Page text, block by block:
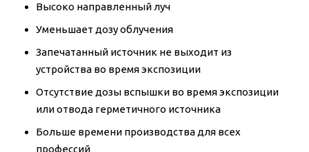
Высоко направленный луч
Уменьшает дозу облучения
Запечатанный источник не выходит из
устройства во время экспозиции
Отсутствие дозы вспышки во время экспозиции
или отвода герметичного источника
Больше времени производства для всех
профессий